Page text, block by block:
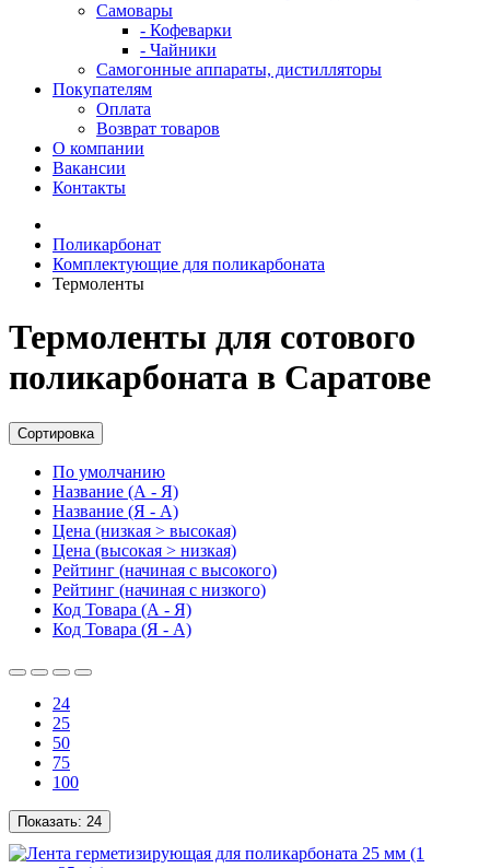
Самовары
- Кофеварки
- Чайники
Самогонные аппараты, дистилляторы
Покупателям
Оплата
Возврат товаров
О компании
Вакансии
Контакты
Поликарбонат
Комплектующие для поликарбоната
Термоленты
Термоленты для сотового
поликарбоната в Саратове
Сортировка
По умолчанию
Название (А - Я)
Название (Я - А)
Цена (низкая > высокая)
Цена (высокая > низкая)
Рейтинг (начиная с высокого)
Рейтинг (начиная с низкого)
Код Товара (А - Я)
Код Товара (Я - А)
24
25
50
75
100
Показать: 24